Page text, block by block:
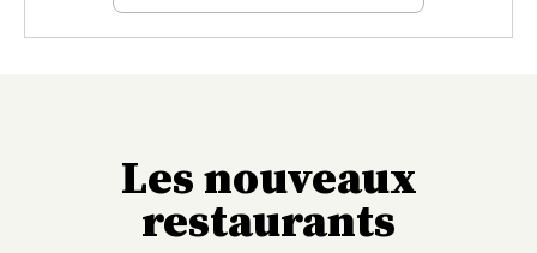
Les nouveaux
restaurants